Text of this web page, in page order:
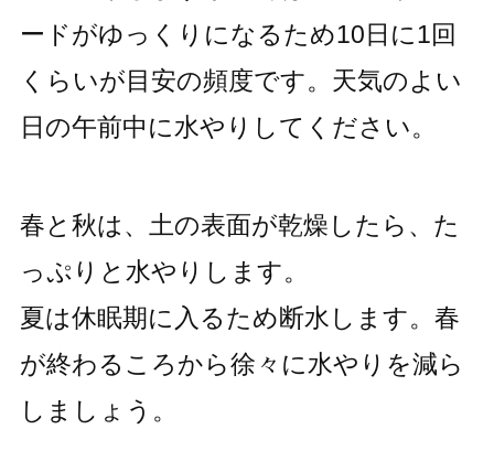
ードがゆっくりになるため10日に1回
くらいが目安の頻度です。天気のよい
日の午前中に水やりしてください。
春と秋は、土の表面が乾燥したら、た
っぷりと水やりします。
夏は休眠期に入るため断水します。春
が終わるころから徐々に水やりを減ら
しましょう。